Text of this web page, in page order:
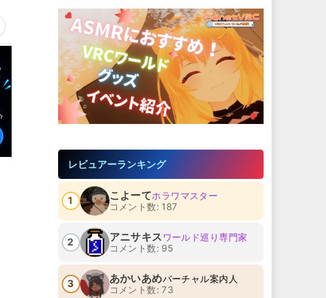
レビュアーランキング
1 こよーてホラワマスター
コメント数: 187
2 アニサキス ワールド巡り専門家
コメント数: 95
3 あかいあめバーチャル案内人
コメント数: 73